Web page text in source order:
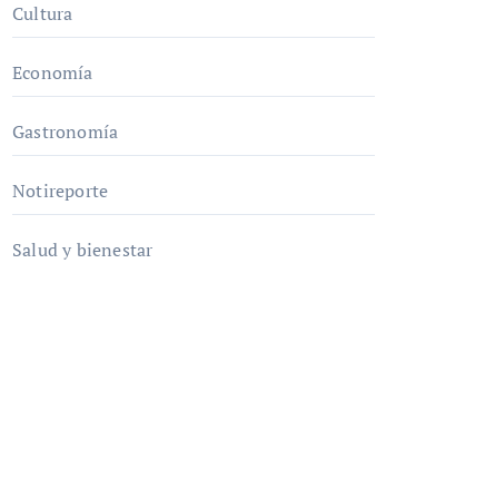
Cultura
Economía
Gastronomía
Notireporte
Salud y bienestar